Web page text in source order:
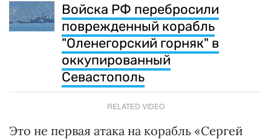
Войска РФ перебросили
поврежденный корабль
"Оленегорский горняк" в
оккупированный
Севастополь
RELATED VIDEO
Это не первая атака на корабль «Сергей